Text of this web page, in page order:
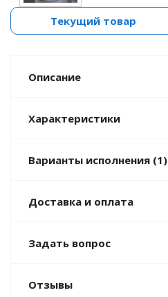
Текущий товар
Описание
Характеристики
Варианты исполнения (1)
Доставка и оплата
Задать вопрос
Отзывы